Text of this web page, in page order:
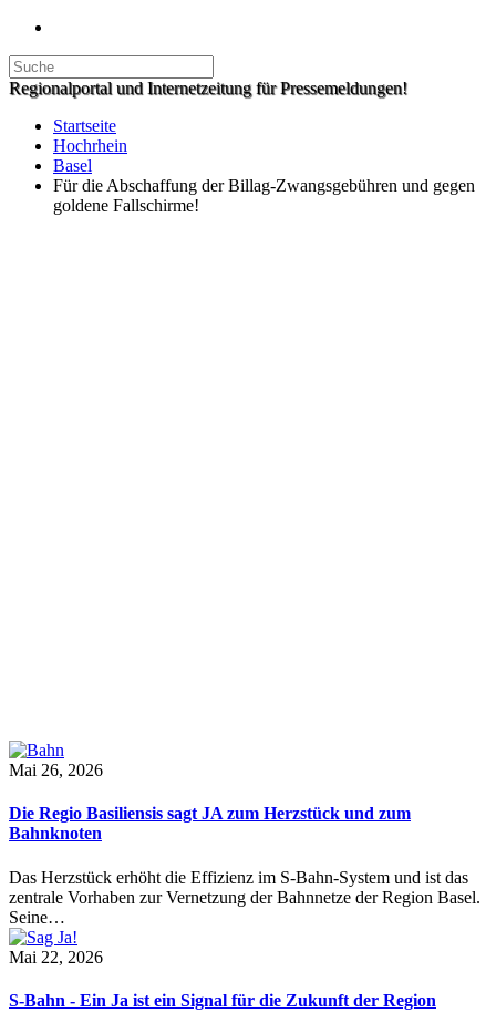
Regionalportal und Internetzeitung für Pressemeldungen!
Startseite
Hochrhein
Basel
Für die Abschaffung der Billag-Zwangsgebühren und gegen
goldene Fallschirme!
Mai 26, 2026
Die Regio Basiliensis sagt JA zum Herzstück und zum
Bahnknoten
Das Herzstück erhöht die Effizienz im S-Bahn-System und ist das
zentrale Vorhaben zur Vernetzung der Bahnnetze der Region Basel.
Seine…
Mai 22, 2026
S-Bahn - Ein Ja ist ein Signal für die Zukunft der Region